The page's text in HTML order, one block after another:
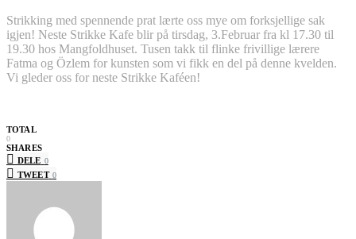
Strikking med spennende prat lærte oss mye om forksjellige sak
igjen! Neste Strikke Kafe blir på tirsdag, 3.Februar fra kl 17.30 til
19.30 hos Mangfoldhuset. Tusen takk til flinke frivillige lærere
Fatma og Özlem for kunsten som vi fikk en del på denne kvelden.
Vi gleder oss for neste Strikke Kaféen!
TOTAL
0
SHARES
DELE 0
TWEET 0